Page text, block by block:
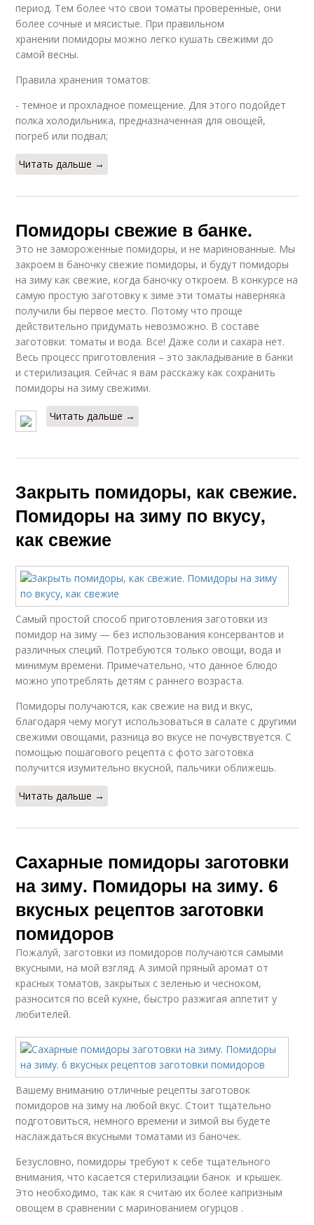
период. Тем более что свои томаты проверенные, они
более сочные и мясистые. При правильном
хранении помидоры можно легко кушать свежими до
самой весны.
Правила хранения томатов:
- темное и прохладное помещение. Для этого подойдет
полка холодильника, предназначенная для овощей,
погреб или подвал;
Читать дальше →
Помидоры свежие в банке.
Это не замороженные помидоры, и не маринованные. Мы
закроем в баночку свежие помидоры, и будут помидоры
на зиму как свежие, когда баночку откроем. В конкурсе на
самую простую заготовку к зиме эти томаты наверняка
получили бы первое место. Потому что проще
действительно придумать невозможно. В составе
заготовки: томаты и вода. Все! Даже соли и сахара нет.
Весь процесс приготовления – это закладывание в банки
и стерилизация. Сейчас я вам расскажу как сохранить
помидоры на зиму свежими.
Читать дальше →
Закрыть помидоры, как свежие.
Помидоры на зиму по вкусу,
как свежие
Самый простой способ приготовления заготовки из
помидор на зиму — без использования консервантов и
различных специй. Потребуются только овощи, вода и
минимум времени. Примечательно, что данное блюдо
можно употреблять детям с раннего возраста.
Помидоры получаются, как свежие на вид и вкус,
благодаря чему могут использоваться в салате с другими
свежими овощами, разница во вкусе не почувствуется. С
помощью пошагового рецепта с фото заготовка
получится изумительно вкусной, пальчики оближешь.
Читать дальше →
Сахарные помидоры заготовки
на зиму. Помидоры на зиму. 6
вкусных рецептов заготовки
помидоров
Пожалуй, заготовки из помидоров получаются самыми
вкусными, на мой взгляд. А зимой пряный аромат от
красных томатов, закрытых с зеленью и чесноком,
разносится по всей кухне, быстро разжигая аппетит у
любителей.
Вашему вниманию отличные рецепты заготовок
помидоров на зиму на любой вкус. Стоит тщательно
подготовиться, немного времени и зимой вы будете
наслаждаться вкусными томатами из баночек.
Безусловно, помидоры требуют к себе тщательного
внимания, что касается стерилизации банок и крышек.
Это необходимо, так как я считаю их более капризным
овощем в сравнении с маринованием огурцов .